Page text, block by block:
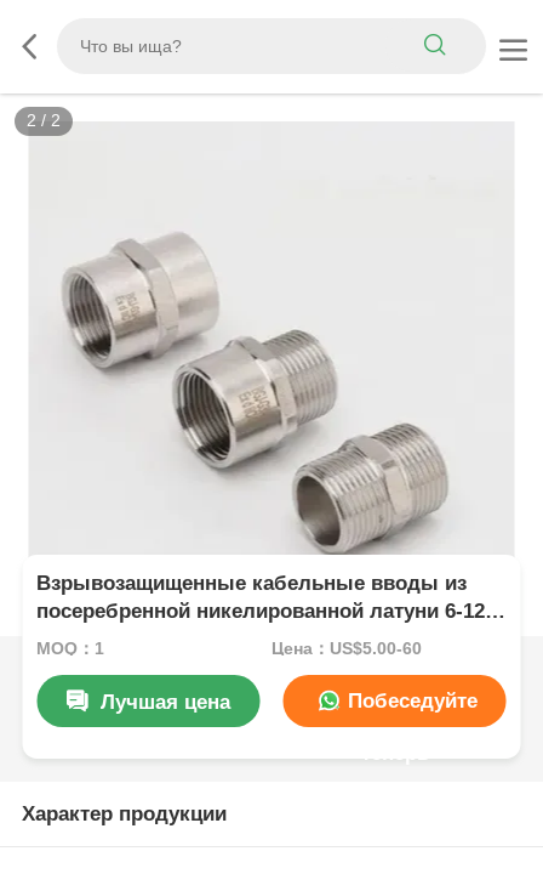
2 / 2
Взрывозащищенные кабельные вводы из
посеребренной никелированной латуни 6-12
мм Ex db IIC T6 Gb IP66
MOQ：1 Цена：US$5.00-60
Лучшая цена Побеседуйте
Характер продукции